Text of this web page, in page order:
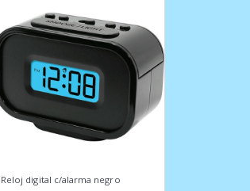
Reloj digital c/alarma negro